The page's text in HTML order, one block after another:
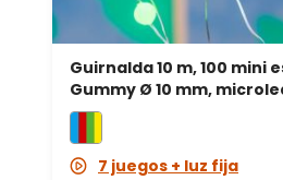
Guirnalda 10 m, 100 mini
Gummy Ø 10 mm,
multicolor, cable metal
7 juegos + luz fija